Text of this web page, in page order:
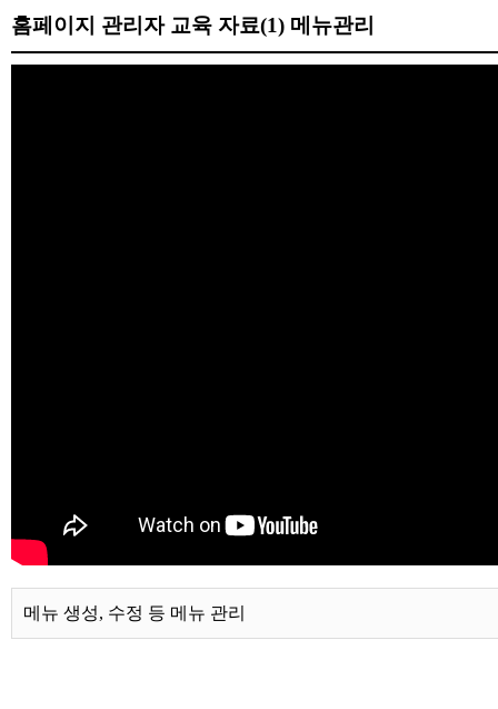
홈페이지 관리자 교육 자료(1) 메뉴관리
메뉴 생성, 수정 등 메뉴 관리